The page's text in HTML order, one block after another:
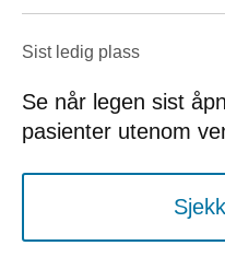
Sist ledig plass
Se når legen sist
pasienter utenom